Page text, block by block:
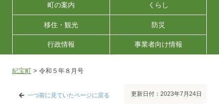
町の案内 くらし
移住・観光 防災
行政情報 事業者向け情報
紀宝町 > 令和５年８月号
一つ前に見ていたページに戻る 更新日付：2023年7月24日